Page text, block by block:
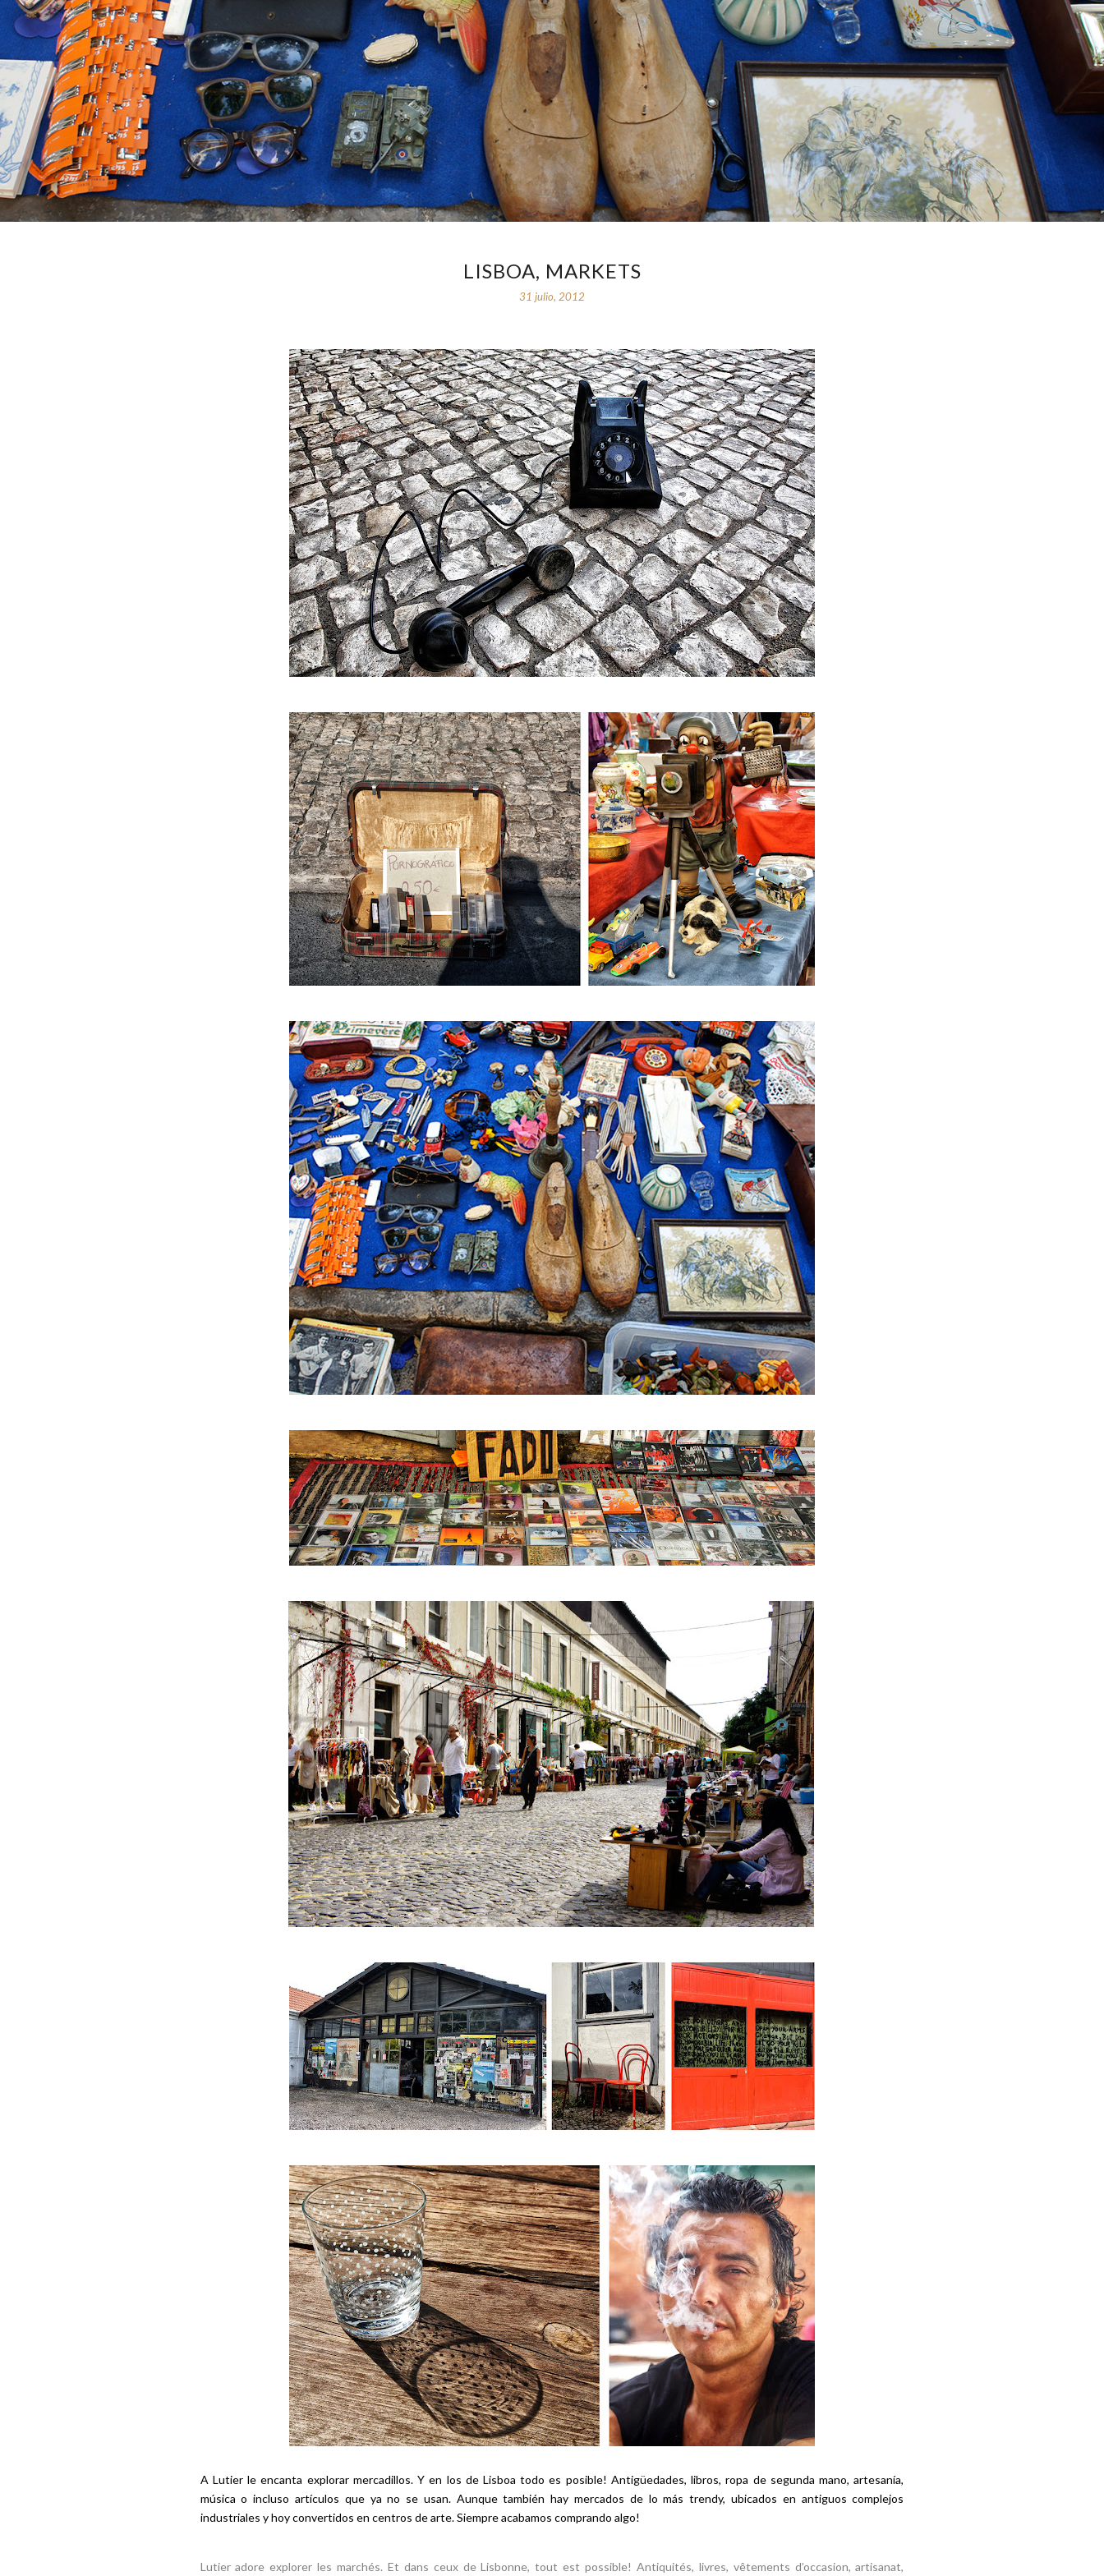
LISBOA, MARKETS
31 julio, 2012
A Lutier le encanta explorar mercadillos. Y en los de Lisboa todo es posible! Antigüedades, libros, ropa de segunda mano, artesanía,
música o incluso artículos que ya no se usan. Aunque también hay mercados de lo más trendy, ubicados en antiguos complejos
industriales y hoy convertidos en centros de arte. Siempre acabamos comprando algo!
Lutier adore explorer les marchés. Et dans ceux de Lisbonne, tout est possible! Antiquités, livres, vêtements d’occasion, artisanat,